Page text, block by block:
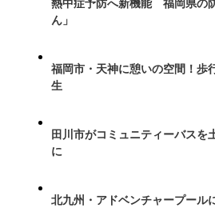
熱中症予防へ新機能 福岡県の
ん」
福岡市・天神に憩いの空間！歩
生
田川市がコミュニティーバス
に
北九州・アドベンチャープール